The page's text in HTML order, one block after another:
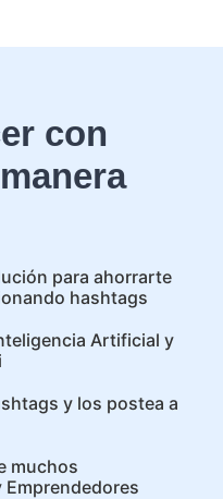
con
para ahorrarte
hashtags
Artificial y
y los postea a
muchos